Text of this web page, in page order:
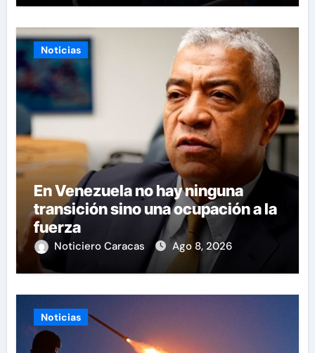
Noticias
En Venezuela no hay ninguna
transición sino una ocupación a la
fuerza
Noticiero Caracas Ago 8, 2026
Noticias